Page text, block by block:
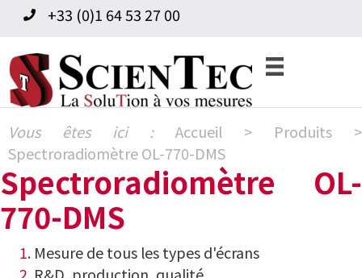
primary
navigation
content
+33 (0)1 64 53 27 00
Vous êtes ici : Accueil > Produits >
Spectroradiomètre OL-770-DMS
Spectroradiomètre OL-
770-DMS
1. Mesure de tous les types d'écrans